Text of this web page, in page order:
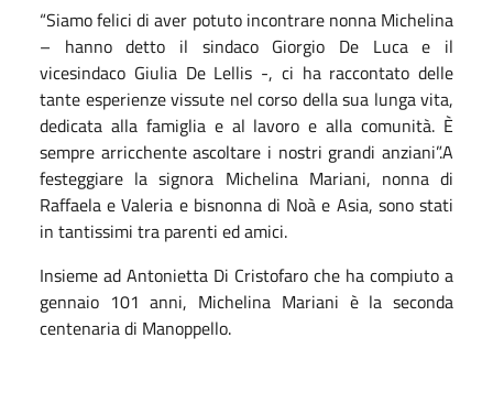
“Siamo felici di aver potuto incontrare nonna Michelina
– hanno detto il sindaco Giorgio De Luca e il
vicesindaco Giulia De Lellis -, ci ha raccontato delle
tante esperienze vissute nel corso della sua lunga vita,
dedicata alla famiglia e al lavoro e alla comunità. È
sempre arricchente ascoltare i nostri grandi anziani”.A
festeggiare la signora Michelina Mariani, nonna di
Raffaela e Valeria e bisnonna di Noà e Asia, sono stati
in tantissimi tra parenti ed amici.
Insieme ad Antonietta Di Cristofaro che ha compiuto a
gennaio 101 anni, Michelina Mariani è la seconda
centenaria di Manoppello.